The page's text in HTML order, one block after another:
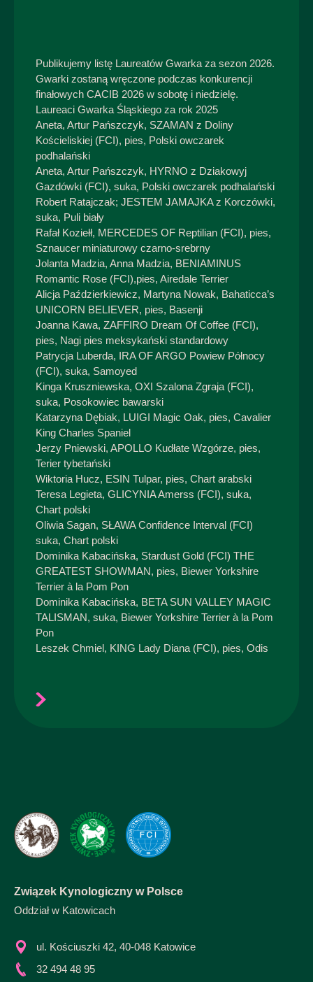
Publikujemy listę Laureatów Gwarka za sezon 2026.
Gwarki zostaną wręczone podczas konkurencji
finałowych CACIB 2026 w sobotę i niedzielę.
Laureaci Gwarka Śląskiego za rok 2025
Aneta, Artur Pańszczyk, SZAMAN z Doliny
Kościeliskiej (FCI), pies, Polski owczarek
podhalański
Aneta, Artur Pańszczyk, HYRNO z Dziakowyj
Gazdówki (FCI), suka, Polski owczarek podhalański
Robert Ratajczak; JESTEM JAMAJKA z Korczówki,
suka, Puli biały
Rafał Koziełł, MERCEDES OF Reptilian (FCI), pies,
Sznaucer miniaturowy czarno-srebrny
Jolanta Madzia, Anna Madzia, BENIAMINUS
Romantic Rose (FCI),pies, Airedale Terrier
Alicja Paździerkiewicz, Martyna Nowak, Bahaticca’s
UNICORN BELIEVER, pies, Basenji
Joanna Kawa, ZAFFIRO Dream Of Coffee (FCI),
pies, Nagi pies meksykański standardowy
Patrycja Luberda, IRA OF ARGO Powiew Północy
(FCI), suka, Samoyed
Kinga Kruszniewska, OXI Szalona Zgraja (FCI),
suka, Posokowiec bawarski
Katarzyna Dębiak, LUIGI Magic Oak, pies, Cavalier
King Charles Spaniel
Jerzy Pniewski, APOLLO Kudłate Wzgórze, pies,
Terier tybetański
Wiktoria Hucz, ESIN Tulpar, pies, Chart arabski
Teresa Legieta, GLICYNIA Amerss (FCI), suka,
Chart polski
Oliwia Sagan, SŁAWA Confidence Interval (FCI)
suka, Chart polski
Dominika Kabacińska, Stardust Gold (FCI) THE
GREATEST SHOWMAN, pies, Biewer Yorkshire
Terrier à la Pom Pon
Dominika Kabacińska, BETA SUN VALLEY MAGIC
TALISMAN, suka, Biewer Yorkshire Terrier à la Pom
Pon
Leszek Chmiel, KING Lady Diana (FCI), pies, Odis
Związek Kynologiczny w Polsce
Oddział w Katowicach
ul. Kościuszki 42, 40-048 Katowice
32 494 48 95